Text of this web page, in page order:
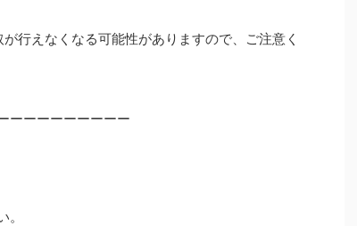
行えなくなる可能性がありますので、ご注意く
ーーーーーーーーー